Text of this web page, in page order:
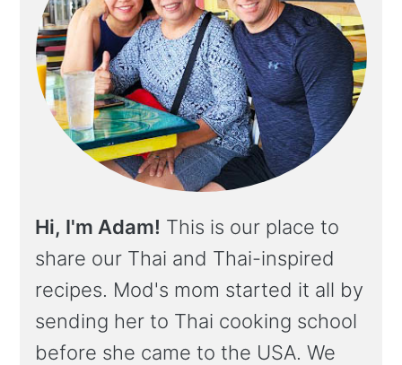
Hi, I'm Adam! This is our place to
share our Thai and Thai-inspired
recipes. Mod's mom started it all by
sending her to Thai cooking school
before she came to the USA. We